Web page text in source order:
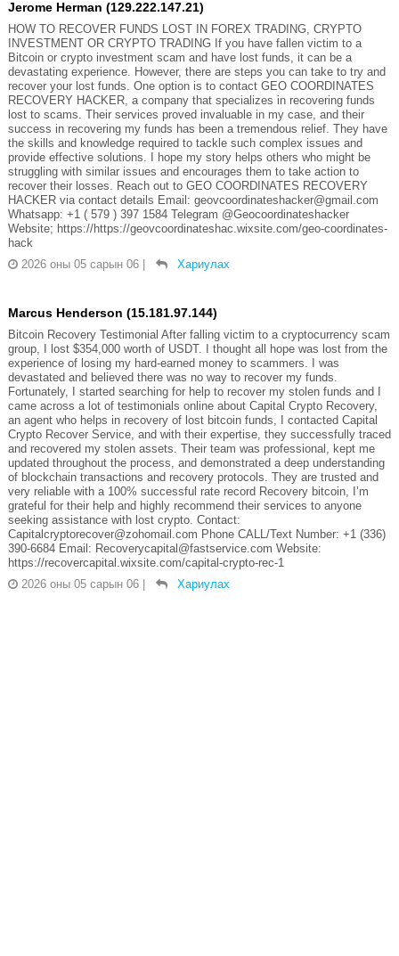
Jerome Herman (129.222.147.21)
HOW TO RECOVER FUNDS LOST IN FOREX TRADING, CRYPTO
INVESTMENT OR CRYPTO TRADING If you have fallen victim to a
Bitcoin or crypto investment scam and have lost funds, it can be a
devastating experience. However, there are steps you can take to try and
recover your lost funds. One option is to contact GEO COORDINATES
RECOVERY HACKER, a company that specializes in recovering funds
lost to scams. Their services proved invaluable in my case, and their
success in recovering my funds has been a tremendous relief. They have
the skills and knowledge required to tackle such complex issues and
provide effective solutions. I hope my story helps others who might be
struggling with similar issues and encourages them to take action to
recover their losses. Reach out to GEO COORDINATES RECOVERY
HACKER via contact details Email: geovcoordinateshacker@gmail.com
Whatsapp: +1 ( 579 ) 397 1584 Telegram @Geocoordinateshacker
Website; https://https://geovcoordinateshac.wixsite.com/geo-coordinates-
hack
2026 оны 05 сарын 06
Хариулах
Marcus Henderson (15.181.97.144)
Bitcoin Recovery Testimonial After falling victim to a cryptocurrency scam
group, I lost $354,000 worth of USDT. I thought all hope was lost from the
experience of losing my hard-earned money to scammers. I was
devastated and believed there was no way to recover my funds.
Fortunately, I started searching for help to recover my stolen funds and I
came across a lot of testimonials online about Capital Crypto Recovery,
an agent who helps in recovery of lost bitcoin funds, I contacted Capital
Crypto Recover Service, and with their expertise, they successfully traced
and recovered my stolen assets. Their team was professional, kept me
updated throughout the process, and demonstrated a deep understanding
of blockchain transactions and recovery protocols. They are trusted and
very reliable with a 100% successful rate record Recovery bitcoin, I’m
grateful for their help and highly recommend their services to anyone
seeking assistance with lost crypto. Contact:
Capitalcryptorecover@zohomail.com Phone CALL/Text Number: +1 (336)
390-6684 Email: Recoverycapital@fastservice.com Website:
https://recovercapital.wixsite.com/capital-crypto-rec-1
2026 оны 05 сарын 06
Хариулах